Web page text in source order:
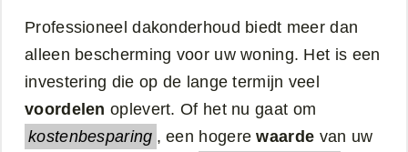
Professioneel dakonderhoud biedt meer dan
alleen bescherming voor uw woning. Het is een
investering die op de lange termijn veel
voordelen oplevert. Of het nu gaat om
kostenbesparing , een hogerewaarde van uw